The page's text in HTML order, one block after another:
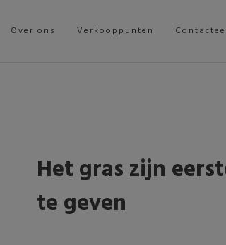
Over ons Verkooppunten
Het gras zijn
te geven